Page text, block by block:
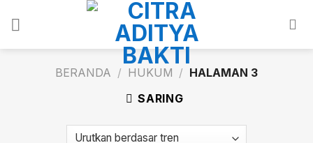
BERANDA / HUKUM / HALAMAN 3
SARING